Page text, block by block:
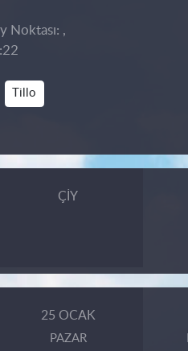
Noktası: ,
Tillo
ÇIY
25 OCAK
PAZAR